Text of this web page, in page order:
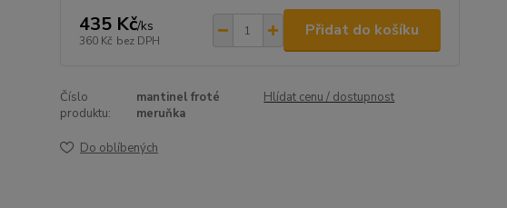
435 Kč/ks
360 Kč bez DPH
Přidat do košíku
Číslo
produktu:
mantinel froté
meruňka
Hlídat cenu / dostupnost
Do oblíbených